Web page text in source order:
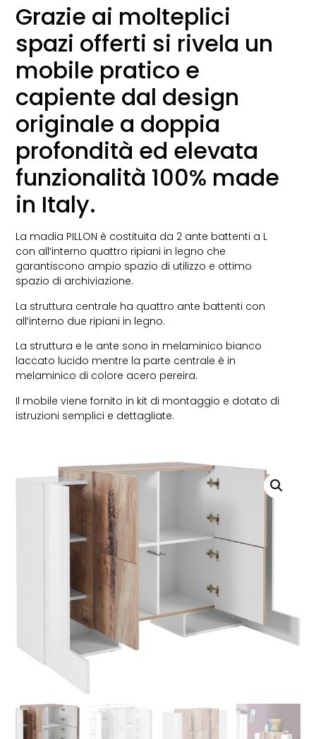
Grazie ai molteplici
spazi offerti si rivela un
mobile pratico e
capiente dal design
originale a doppia
profondità ed elevata
funzionalità 100% made
in Italy.
La madia PILLON è costituita da 2 ante battenti a L
con all’interno quattro ripiani in legno che
garantiscono ampio spazio di utilizzo e ottimo
spazio di archiviazione.
La struttura centrale ha quattro ante battenti con
all’interno due ripiani in legno.
La struttura e le ante sono in melaminico bianco
laccato lucido mentre la parte centrale è in
melaminico di colore acero pereira.
Il mobile viene fornito in kit di montaggio e dotato di
istruzioni semplici e dettagliate.